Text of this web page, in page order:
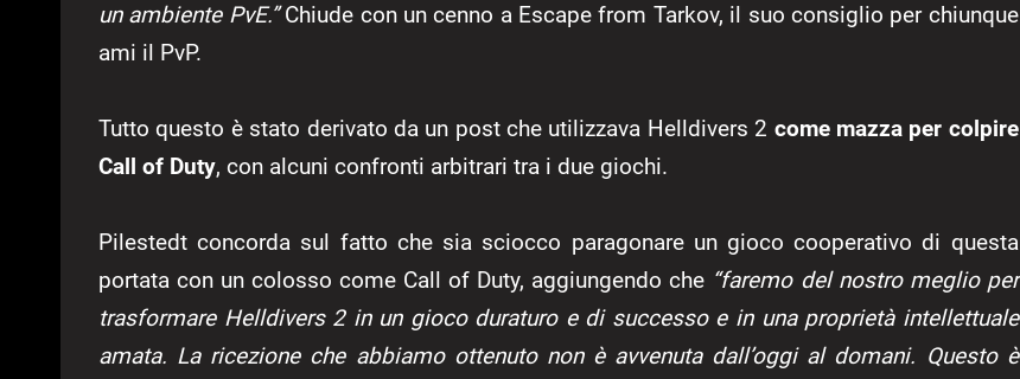
un ambiente PvE.”Chiude con un cenno a Escape from Tarkov, il suo consiglio per chiunque
ami il PvP.
Tutto questo è stato derivato da un post che utilizzava Helldivers 2 come mazza per colpire
Call of Duty, con alcuni confronti arbitrari tra i due giochi.
Pilestedt concorda sul fatto che sia sciocco paragonare un gioco cooperativo di questa
portata con un colosso come Call of Duty, aggiungendo che “faremo del nostro meglio per
trasformare Helldivers 2 in un gioco duraturo e di successo e in una proprietà intellettuale
amata. La ricezione che abbiamo ottenuto non è avvenuta dall’oggi al domani. Questo è